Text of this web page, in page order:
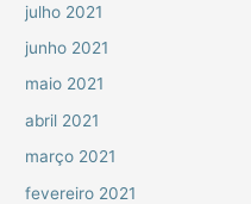
julho 2021
junho 2021
maio 2021
abril 2021
março 2021
fevereiro 2021